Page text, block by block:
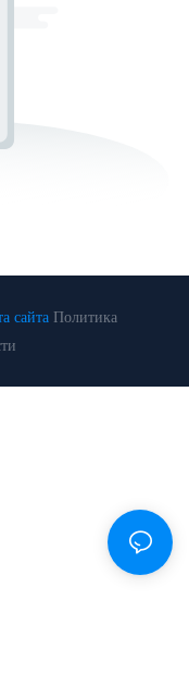
сайта Политика